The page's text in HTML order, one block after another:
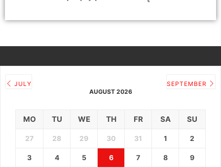
JULY
AUGUST 2026
SEPTEMBER
MO TU WE TH FR SA SU
27 28 29 30 31 1 2
3 4 5 6 7 8 9